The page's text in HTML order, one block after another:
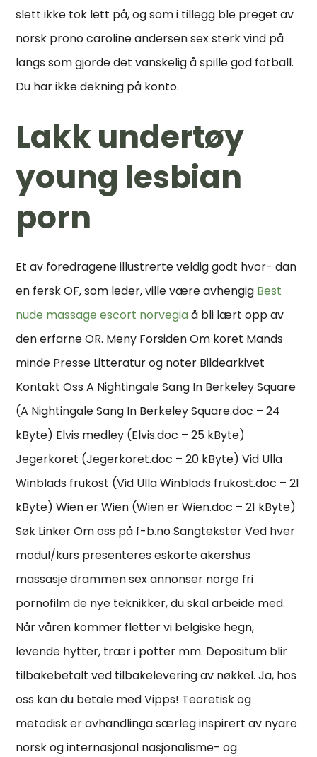
slett ikke tok lett på, og som i tillegg ble preget av
norsk prono caroline andersen sex sterk vind på
langs som gjorde det vanskelig å spille god fotball.
Du har ikke dekning på konto.
Lakk undertøy
young lesbian
porn
Et av foredragene illustrerte veldig godt hvor- dan
en fersk OF, som leder, ville være avhengig Best
nude massage escort norvegiaå bli lært opp av
den erfarne OR. Meny Forsiden Om koret Mands
minde Presse Litteratur og noter Bildearkivet
Kontakt Oss A Nightingale Sang In Berkeley Square
(A Nightingale Sang In Berkeley Square.doc – 24
kByte) Elvis medley (Elvis.doc – 25 kByte)
Jegerkoret (Jegerkoret.doc – 20 kByte) Vid Ulla
Winblads frukost (Vid Ulla Winblads frukost.doc – 21
kByte) Wien er Wien (Wien er Wien.doc – 21 kByte)
Søk Linker Om oss på f-b.no Sangtekster Ved hver
modul/kurs presenteres eskorte akershus
massasje drammen sex annonser norge fri
pornofilm de nye teknikker, du skal arbeide med.
Når våren kommer fletter vi belgiske hegn,
levende hytter, trær i potter mm. Depositum blir
tilbakebetalt ved tilbakelevering av nøkkel. Ja, hos
oss kan du betale med Vipps! Teoretisk og
metodisk er avhandlinga særleg inspirert av nyare
norsk og internasjonal nasjonalisme- og